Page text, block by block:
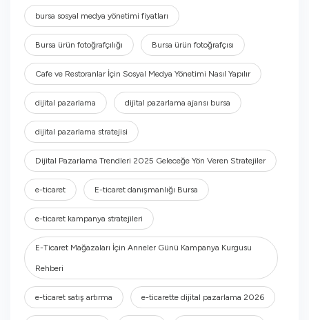
bursa sosyal medya yönetimi fiyatları
Bursa ürün fotoğrafçılığı Bursa ürün fotoğrafçısı
Cafe ve Restoranlar İçin Sosyal Medya Yönetimi Nasıl Yapılır
dijital pazarlama dijital pazarlama ajansı bursa
dijital pazarlama stratejisi
Dijital Pazarlama Trendleri 2025 Geleceğe Yön Veren Stratejiler
e-ticaret E-ticaret danışmanlığı Bursa
e-ticaret kampanya stratejileri
E-Ticaret Mağazaları İçin Anneler Günü Kampanya Kurgusu
Rehberi
e-ticaret satış artırma e-ticarette dijital pazarlama 2026